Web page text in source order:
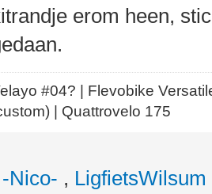
erom heen,
#04? | Flevobike
| Quattrovelo 175
-Nico- , LigfietsWilsum